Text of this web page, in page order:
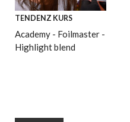
TENDENZ KURS
Academy - Foilmaster -
Highlight blend